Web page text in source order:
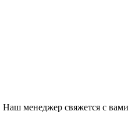
Наш менеджер свяжется с вами